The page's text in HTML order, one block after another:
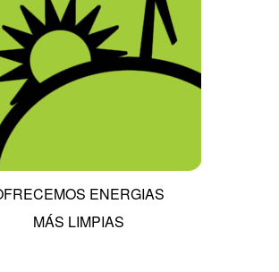
ENERGIAS
MÁS LIMPIAS